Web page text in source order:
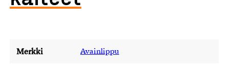
Merkki Avainlippu